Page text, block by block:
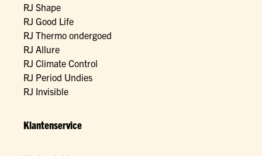
RJ Shape
RJ Good Life
RJ Thermo ondergoed
RJ Allure
RJ Climate Control
RJ Period Undies
RJ Invisible
Klantenservice